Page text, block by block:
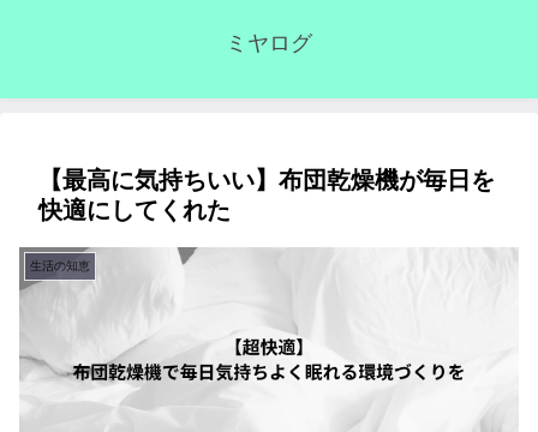
ミヤログ
【最高に気持ちいい】布団乾燥機が毎日を
快適にしてくれた
生活の知恵